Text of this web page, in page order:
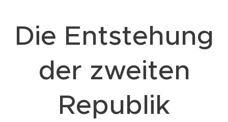
Die Entstehung
der zweiten
Republik